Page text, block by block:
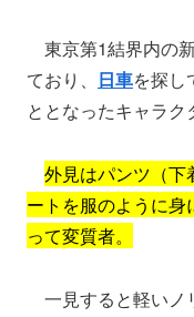
東京第1結界内の
ており、 日車を探し
ととなったキャラク
外見はパンツ（下
ートを服のように
って変質者。
一見すると軽いノ